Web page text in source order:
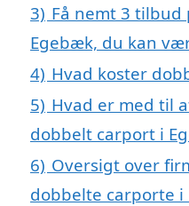
3) Få nemt 3
Egebæk, du kan
4) Hvad koster
5) Hvad er med til
dobbelt carport i
6) Oversigt over
dobbelte carporte